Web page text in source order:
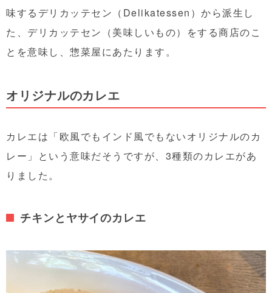
味するデリカッテセン（Delikatessen）から派生し
た、デリカッテセン（美味しいもの）をする商店のこ
とを意味し、惣菜屋にあたります。
オリジナルのカレエ
カレエは「欧風でもインド風でもないオリジナルのカ
レー」という意味だそうですが、3種類のカレエがあ
りました。
チキンとヤサイのカレエ